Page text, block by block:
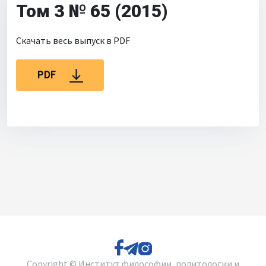
Объявления
Для библиотек
Том 3 № 65 (2015)
Скачать весь выпуск в PDF
PDF